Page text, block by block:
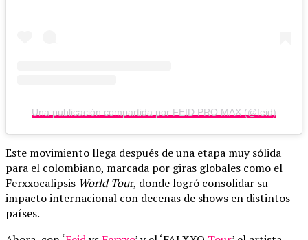
Una publicación compartida por FEID PRO MAX (@feid)
Este movimiento llega después de una etapa muy sólida
para el colombiano, marcada por giras globales como el
Ferxxocalipsis World Tour, donde logró consolidar su
impacto internacional con decenas de shows en distintos
países.